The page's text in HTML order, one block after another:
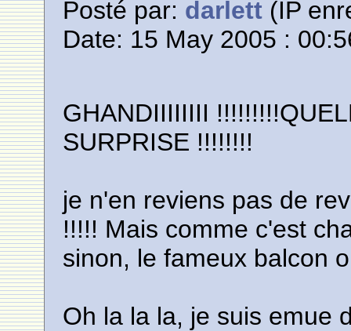
Posté par: darlett (IP
Date: 15 May 2005 :
GHANDIIIIIIII
SURPRISE !!!!!!!!
je n'en reviens pas de
!!!!! Mais comme c'est
sinon, le fameux balcon
Oh la la la, je suis emue